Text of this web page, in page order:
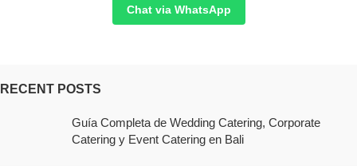
Chat via WhatsApp
RECENT POSTS
Guía Completa de Wedding Catering, Corporate
Catering y Event Catering en Bali